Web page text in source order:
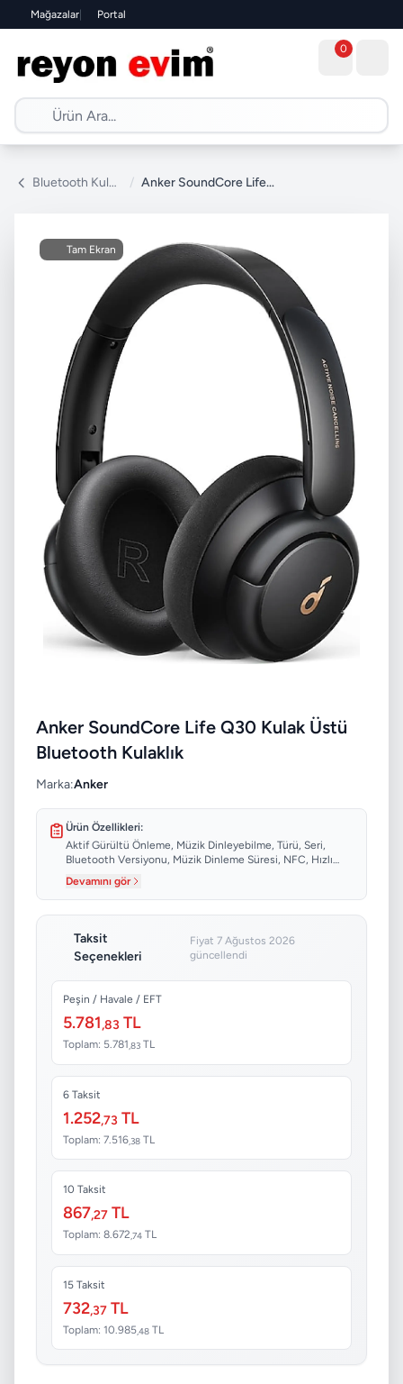
Mağazalar| Portal
0
Bluetooth Kulaklık / Anker SoundCore Life Q30 Kulak Üstü Bluetooth Kulaklık
Tam Ekran
Anker SoundCore Life Q30 Kulak Üstü
Bluetooth Kulaklık
Marka:Anker
Ürün Özellikleri:
Aktif Gürültü Önleme, Müzik Dinleyebilme, Türü, Seri,
Bluetooth Versiyonu, Müzik Dinleme Süresi, NFC, Hızlı
Şarj...
Devamını gör
Taksit
Seçenekleri
Fiyat 7 Ağustos 2026
güncellendi
Peşin / Havale / EFT
5.781,83 TL
Toplam: 5.781,83 TL
6 Taksit
1.252,73 TL
Toplam: 7.516 ,38 TL
10 Taksit
867,27 TL
Toplam: 8.672,74 TL
15 Taksit
732,37 TL
Toplam: 10.985,48 TL